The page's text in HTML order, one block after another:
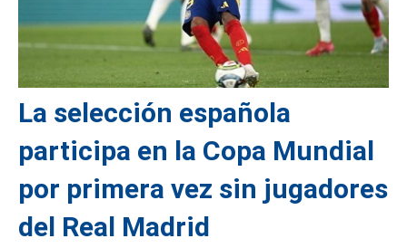
La selección española
participa en la Copa Mundial
por primera vez sin jugadores
del Real Madrid